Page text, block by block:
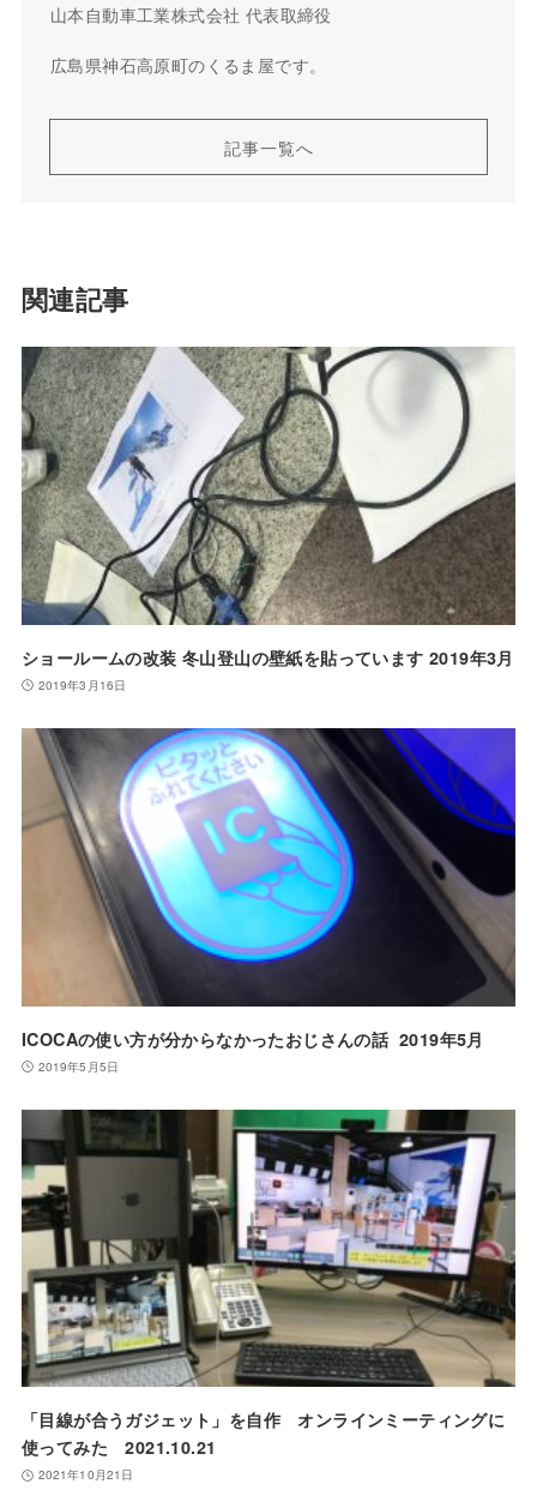
山本自動車工業株式会社 代表取締役
広島県神石高原町のくるま屋です。
記事一覧へ
関連記事
ショールームの改装 冬山登山の壁紙を貼っています 2019年3月
2019年3月16日
ICOCAの使い方が分からなかったおじさんの話 2019年5月
2019年5月5日
「目線が合うガジェット」を自作 オンラインミーティングに
使ってみた 2021.10.21
2021年10月21日